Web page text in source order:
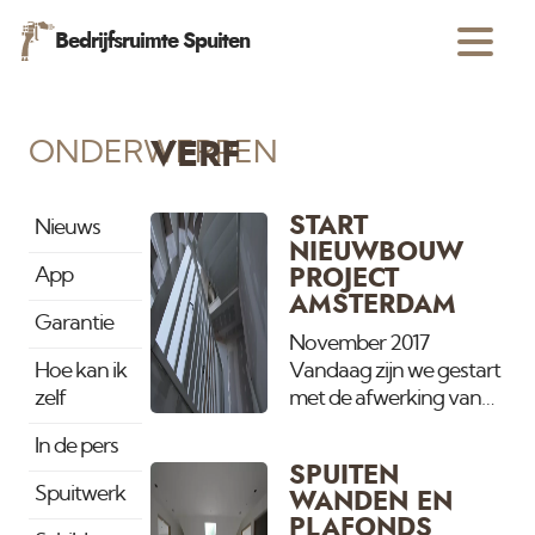
Bedrijfsruimte Spuiten
ONDERWERPEN
Nieuws
App
Garantie
Hoe kan ik
zelf
In de pers
Spuitwerk
VERF
START
NIEUWBOUW
PROJECT
AMSTERDAM
November 2017
Vandaag zijn we gestart
met de afwerking van
wanden, plafonds,
deuren kozijnen
SPUITEN
WANDEN EN
PLAFONDS